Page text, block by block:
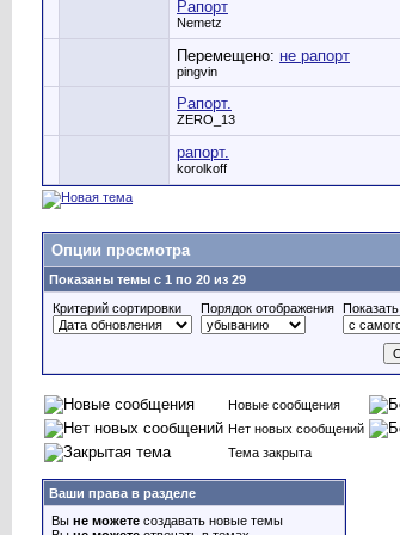
Рапорт
Nemetz
Перемещено: не рапорт
pingvin
Рапорт.
ZERO_13
рапорт.
korolkoff
Опции просмотра
Показаны темы с 1 по 20 из 29
Критерий сортировки
Порядок отображения Показать
Новые сообщения
Нет новых сообщений
Тема закрыта
Ваши права в разделе
Вы не можете создавать новые темы